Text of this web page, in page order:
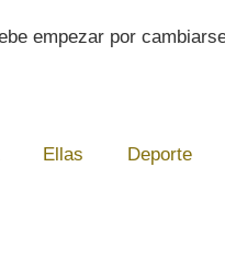
empezar por
Ellas Deporte